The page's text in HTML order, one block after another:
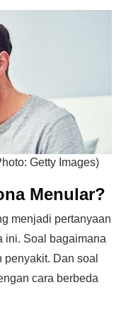
Getty Images)
Menular?
menjadi pertanyaan
ini. Soal bagaimana
Dan soal
cara berbeda